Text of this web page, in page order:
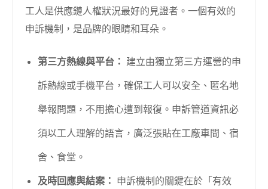
工人是供應鏈人權狀況最好的見證者。一個有效的
申訴機制，是品牌的眼睛和耳朵。
第三方熱線與平台： 建立由獨立第三方運營的申
訴熱線或手機平台，確保工人可以安全、匿名地
舉報問題，不用擔心遭到報復。申訴管道資訊必
須以工人理解的語言，廣泛張貼在工廠車間、宿
舍、食堂。
及時回應與結案： 申訴機制的關鍵在於「有效